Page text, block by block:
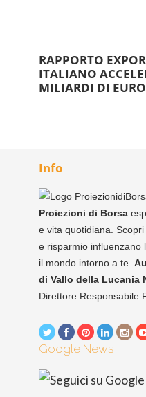
RAPPORTO
ITALIANO
MILIARDI DI EURO
Info
Proiezioni di Borsa
e vita quotidiana.
e risparmio influenzano
il mondo intorno a te.
di Vallo della Lucania
Direttore Responsabile
Google News